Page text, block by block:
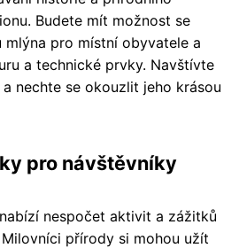
Budete mít možnost se
pro místní obyvatele a
a technické prvky. Navštívte
nechte se okouzlit jeho krásou
pro návštěvníky
nespočet aktivit a zážitků
přírody si mohou užít